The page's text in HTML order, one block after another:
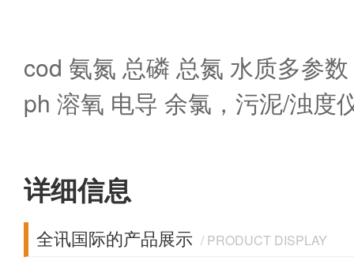
cod 氨氮 总磷 总氮 水质多参
ph 溶氧 电导 余氯，污泥/浊度
详细信息
全讯国际的产品展示 / PRODUCT DISPLAY